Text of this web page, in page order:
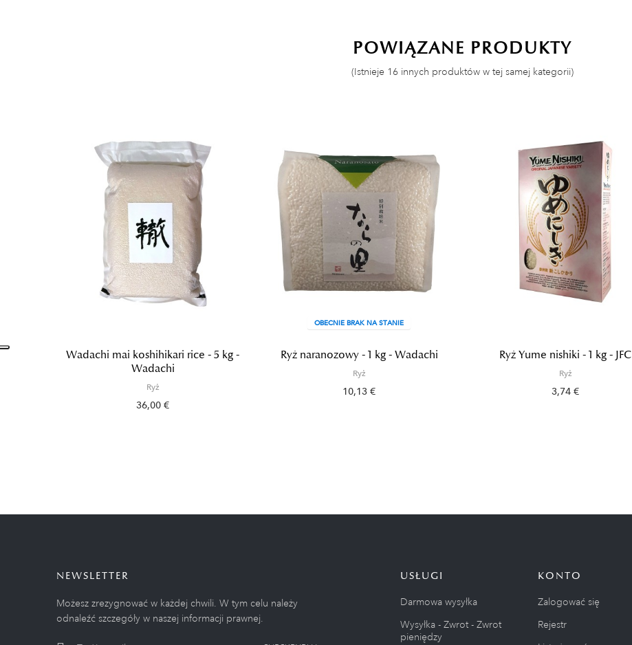
POWIĄZANE PRODUKTY
(Istnieje 16 innych produktów w tej samej kategorii)
Wadachi mai koshihikari rice - 5 kg -
Wadachi
Ryż
36,00 €
OBECNIE BRAK NA STANIE
Ryż naranozowy - 1 kg - Wadachi
Ryż
10,13 €
Ryż Yume nishiki - 1 kg - JFC
Ryż
3,74 €
NEWSLETTER
Możesz zrezygnować w każdej chwili. W tym celu należy
odnaleźć szczegóły w naszej informacji prawnej.
USŁUGI
Darmowa wysyłka
Wysyłka - Zwrot - Zwrot
pieniędzy
KONTO
Zalogować się
Rejestr